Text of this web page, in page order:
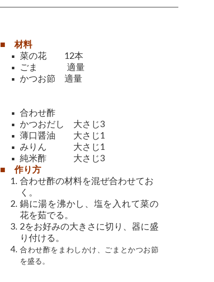
■ 材料
菜の花 12本
ごま 適量
かつお節 適量
合わせ酢
かつおだし 大さじ3
薄口醤油 大さじ1
みりん 大さじ1
純米酢 大さじ3
■ 作り方
合わせ酢の材料を混ぜ合わせてお
く。
鍋に湯を沸かし、塩を入れて菜の
花を茹でる。
2をお好みの大きさに切り、器に盛
り付ける。
合わせ酢をまわしかけ、ごまとかつお節
を盛る。